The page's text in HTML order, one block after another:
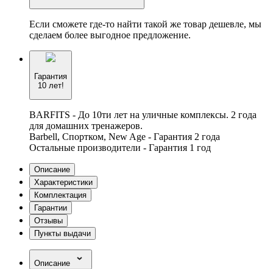
Если сможете где-то найти такой же товар дешевле, мы
сделаем более выгодное предложение.
Гарантия
10 лет!
BARFITS - До 10ти лет на уличные комплексы. 2 года
для домашних тренажеров.
Barbell, Спортком, New Age - Гарантия 2 года
Остальные производители - Гарантия 1 год
Описание
Характеристики
Комплектация
Гарантии
Отзывы
Пункты выдачи
Описание